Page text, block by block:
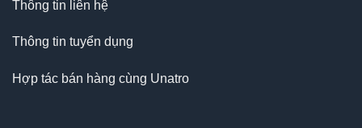
Thông tin liên hệ
Thông tin tuyển dụng
Hợp tác bán hàng cùng Unatro